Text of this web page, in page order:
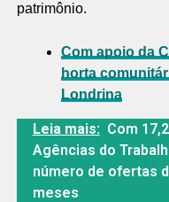
patrimônio.
Com apoio da
horta
Londrina
Leia mais: Com
Agências do
número de ofertas
meses